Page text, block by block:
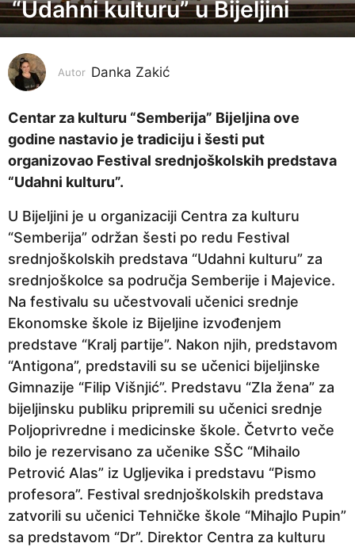
o
d
n
e
p
j
3
g
o
d
i
n
e
p
r
i
j
e
“Udahni kulturu” u Bijeljini
Autor Danka Zakić
Centar za kulturu “Semberija” Bijeljina ove
godine nastavio je tradiciju i šesti put
organizovao Festival srednjoškolskih predstava
“Udahni kulturu”.
U Bijeljini je u organizaciji Centra za kulturu
“Semberija” održan šesti po redu Festival
srednjoškolskih predstava “Udahni kulturu” za
srednjoškolce sa područja Semberije i Majevice.
Na festivalu su učestvovali učenici srednje
Ekonomske škole iz Bijeljine izvođenjem
predstave “Kralj partije”. Nakon njih, predstavom
“Antigona”, predstavili su se učenici bijeljinske
Gimnazije “Filip Višnjić”. Predstavu “Zla žena” za
bijeljinsku publiku pripremili su učenici srednje
Poljoprivredne i medicinske škole. Četvrto veče
bilo je rezervisano za učenike SŠC “Mihailo
Petrović Alas” iz Ugljevika i predstavu “Pismo
profesora”. Festival srednjoškolskih predstava
zatvorili su učenici Tehničke škole “Mihajlo Pupin”
sa predstavom “Dr”. Direktor Centra za kulturu